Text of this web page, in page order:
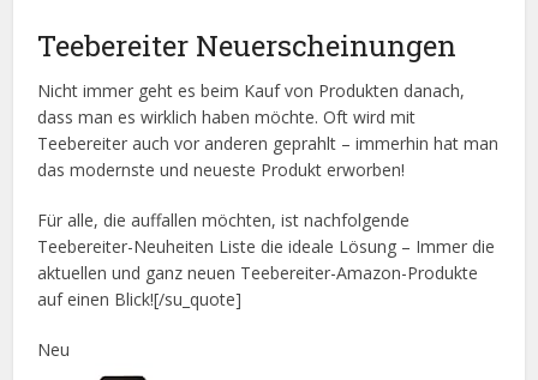
Teebereiter Neuerscheinungen
Nicht immer geht es beim Kauf von Produkten danach,
dass man es wirklich haben möchte. Oft wird mit
Teebereiter auch vor anderen geprahlt – immerhin hat man
das modernste und neueste Produkt erworben!
Für alle, die auffallen möchten, ist nachfolgende
Teebereiter-Neuheiten Liste die ideale Lösung – Immer die
aktuellen und ganz neuen Teebereiter-Amazon-Produkte
auf einen Blick![/su_quote]
Neu